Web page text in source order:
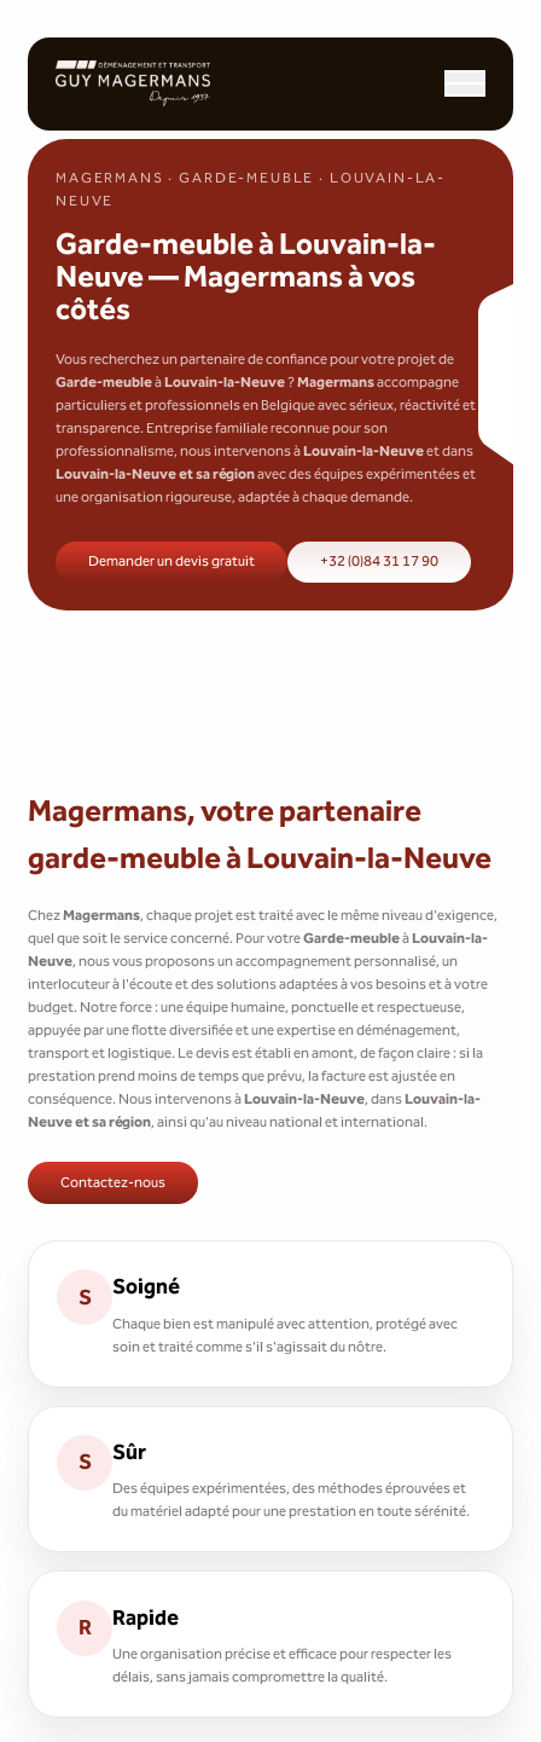
MAGERMANS · GARDE-MEUBLE · LOUVAIN-LA-
NEUVE
Garde-meuble à Louvain-la-
Neuve — Magermans à vos
côtés
Vous recherchez un partenaire de confiance pour votre projet de
Garde-meubleàLouvain-la-Neuve ?Magermansaccompagne
particuliers et professionnels en Belgique avec sérieux, réactivité et
transparence. Entreprise familiale reconnue pour son
professionnalisme, nous intervenons àLouvain-la-Neuveet dans
Louvain-la-Neuve et sa régionavec des équipes expérimentées et
une organisation rigoureuse, adaptée à chaque demande.
Demander un devis gratuit +32 (0)84 31 17 90
Magermans, votre partenaire
garde-meuble à Louvain-la-Neuve
ChezMagermans, chaque projet est traité avec le même niveau d'exigence,
quel que soit le service concerné. Pour votreGarde-meubleàLouvain-la-
Neuve, nous vous proposons un accompagnement personnalisé, un
interlocuteur à l'écoute et des solutions adaptées à vos besoins et à votre
budget. Notre force : une équipe humaine, ponctuelle et respectueuse,
appuyée par une flotte diversifiée et une expertise en déménagement,
transport et logistique. Le devis est établi en amont, de façon claire : si la
prestation prend moins de temps que prévu, la facture est ajustée en
conséquence. Nous intervenons àLouvain-la-Neuve, dansLouvain-la-
Neuve et sa région, ainsi qu'au niveau national et international.
Contactez-nous
S Soigné
Chaque bien est manipulé avec attention, protégé avec
soin et traité comme s'il s'agissait du nôtre.
S Sûr
Des équipes expérimentées, des méthodes éprouvées et
du matériel adapté pour une prestation en toute sérénité.
R Rapide
Une organisation précise et efficace pour respecter les
délais, sans jamais compromettre la qualité.